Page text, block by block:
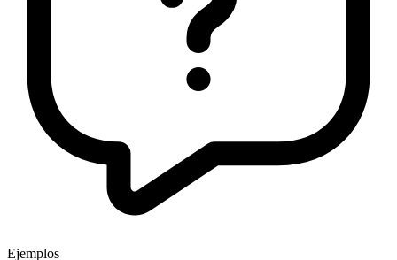
Ejemplos